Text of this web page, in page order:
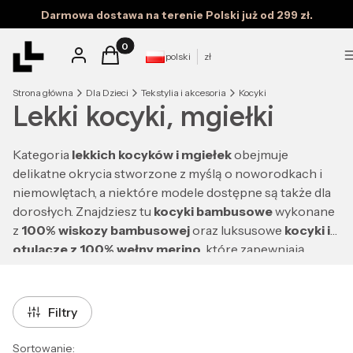
Darmowa dostawa na terenie Polski już od 299 zł.
Zaloguj sięProdukty w koszyku: 0. Zobacz szczegóły
Koszyk polski zł
Strona główna Dla Dzieci Tekstylia i akcesoria Kocyki
Lekki kocyki, mgiełki
Kategoria lekkich kocyków i mgiełekobejmuje
delikatne okrycia stworzone z myślą o noworodkach i
niemowlętach, a niektóre modele dostępne są także dla
dorosłych. Znajdziesz tu kocyki bambusowewykonane
z 100% wiskozy bambusowejoraz luksusowe kocyki i
otulacze z 100% wełny merino , które zapewniają
przewiewności i elastyczności doskonale sprawdzają się
jakootulacze do spowijania
łóżeczka czy fotelika samochodowego. Naturalne włókna
Filtry
Sortowanie: